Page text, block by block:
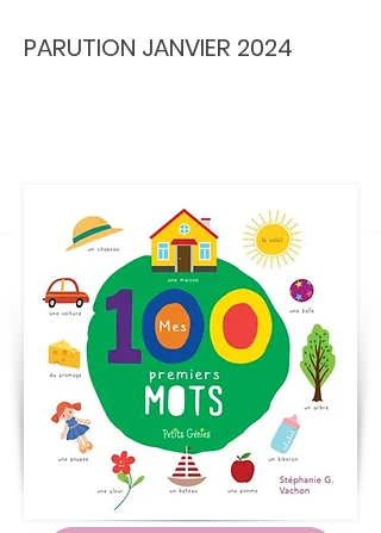
PARUTION JANVIER 2024